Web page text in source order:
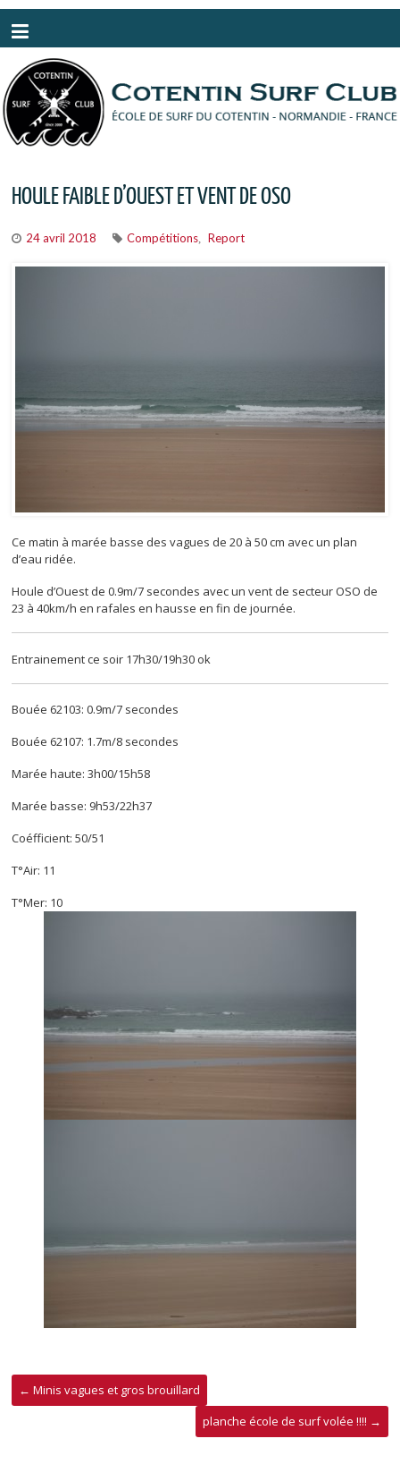
HOULE FAIBLE D’OUEST ET VENT DE OSO
24 avril 2018 Compétitions Report
Ce matin à marée basse des vagues de 20 à 50 cm avec un plan
d’eau ridée.
Houle d’Ouest de 0.9m/7 secondes avec un vent de secteur OSO de
23 à 40km/h en rafales en hausse en fin de journée.
Entrainement ce soir 17h30/19h30 ok
Bouée 62103: 0.9m/7 secondes
Bouée 62107: 1.7m/8 secondes
Marée haute: 3h00/15h58
Marée basse: 9h53/22h37
Coéfficient: 50/51
T°Air: 11
T°Mer: 10
← Minis vagues et gros brouillard
planche école de surf volée !!!! →
Panneau de gestion des cookies